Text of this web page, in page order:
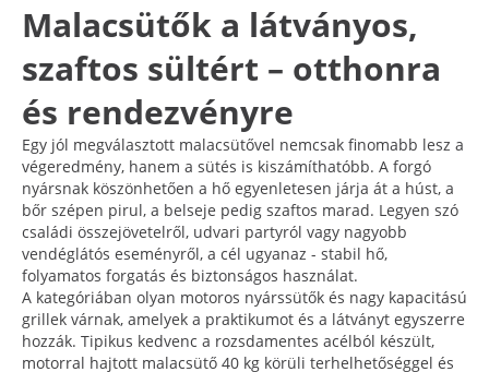
Malacsütők a látványos,
szaftos sültért – otthonra
és rendezvényre
Egy jól megválasztott malacsütővel nemcsak finomabb lesz a
végeredmény, hanem a sütés is kiszámíthatóbb. A forgó
nyársnak köszönhetően a hő egyenletesen járja át a húst, a
bőr szépen pirul, a belseje pedig szaftos marad. Legyen szó
családi összejövetelről, udvari partyról vagy nagyobb
vendéglátós eseményről, a cél ugyanaz - stabil hő,
folyamatos forgatás és biztonságos használat.
A kategóriában olyan motoros nyárssütők és nagy kapacitású
grillek várnak, amelyek a praktikumot és a látványt egyszerre
hozzák. Tipikus kedvenc a rozsdamentes acélból készült,
motorral hajtott malacsütő 40 kg körüli terhelhetőséggel és